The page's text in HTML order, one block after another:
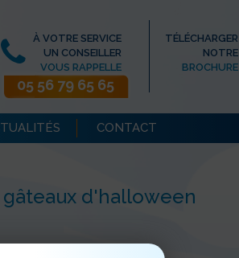
À VOTRE SERVICE
UN CONSEILLER
VOUS RAPPELLE
05 56 79 65 65
TÉLÉCHARGER
NOTRE
BROCHURE
CONTACT
d'halloween